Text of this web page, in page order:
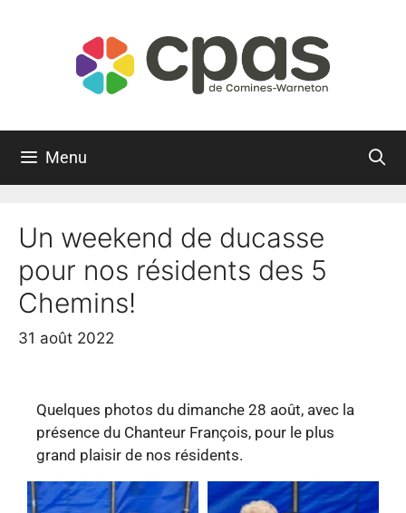
Menu
Un weekend de ducasse
pour nos résidents des 5
Chemins!
31 août 2022
Quelques photos du dimanche 28 août, avec la
présence du Chanteur François, pour le plus
grand plaisir de nos résidents.